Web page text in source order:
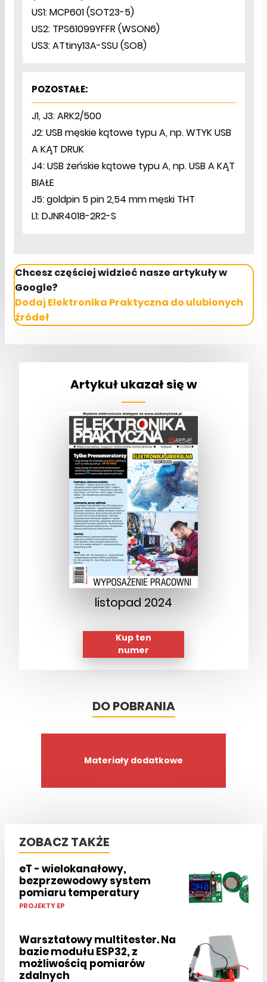
US1: MCP601 (SOT23-5)
US2: TPS61099YFFR (WSON6)
US3: ATtiny13A-SSU (SO8)
POZOSTAŁE:
J1, J3: ARK2/500
J2: USB męskie kątowe typu A, np. WTYK USB
A KĄT DRUK
J4: USB żeńskie kątowe typu A, np. USB A KĄT
BIAŁE
J5: goldpin 5 pin 2,54 mm męski THT
L1: DJNR4018-2R2-S
Chcesz częściej widzieć nasze artykuły w
Google?
Dodaj Elektronika Praktyczna do ulubionych
źródeł
Artykuł ukazał się w
listopad 2024
Kup ten
numer
DO POBRANIA
Materiały dodatkowe
ZOBACZ TAKŻE
eT - wielokanałowy,
bezprzewodowy system
pomiaru temperatury
PROJEKTY EP
Warsztatowy multitester. Na
bazie modułu ESP32, z
możliwością pomiarów
zdalnych